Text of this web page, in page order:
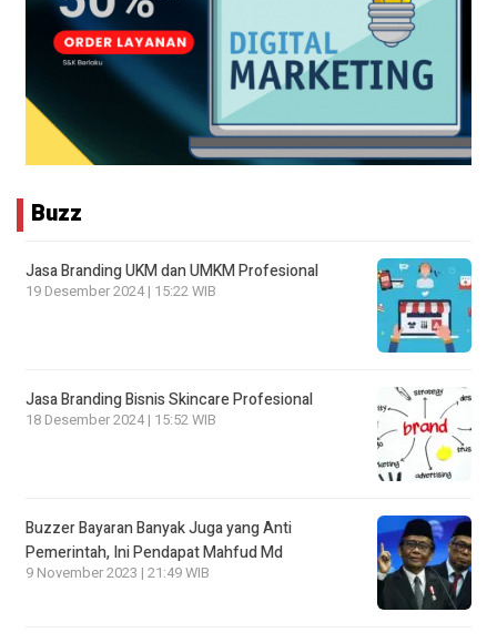
Buzz
Jasa Branding UKM dan UMKM Profesional
19 Desember 2024 | 15:22 WIB
Jasa Branding Bisnis Skincare Profesional
18 Desember 2024 | 15:52 WIB
Buzzer Bayaran Banyak Juga yang Anti
Pemerintah, Ini Pendapat Mahfud Md
9 November 2023 | 21:49 WIB